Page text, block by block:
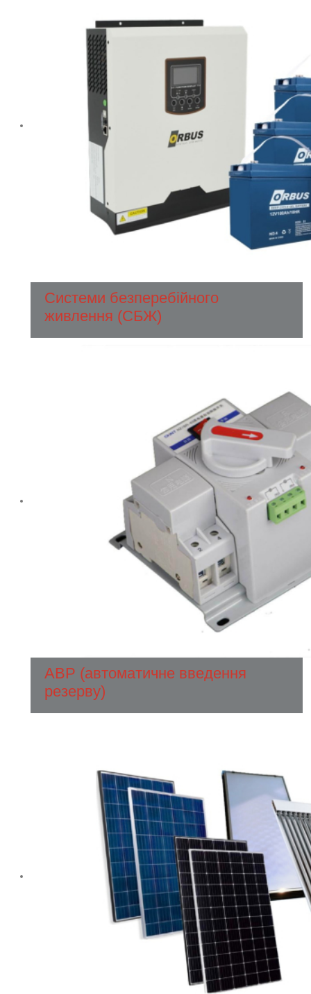
Системи безперебійного
живлення (СБЖ)
АВР (автоматичне введення
резерву)